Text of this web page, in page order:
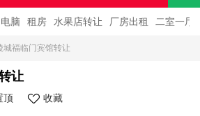
电脑 租房 水果店转让 厂房出租 二室一厅
城福临门宾馆转让
让
顶 收藏